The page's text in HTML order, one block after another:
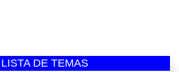
LISTA DE TEMAS